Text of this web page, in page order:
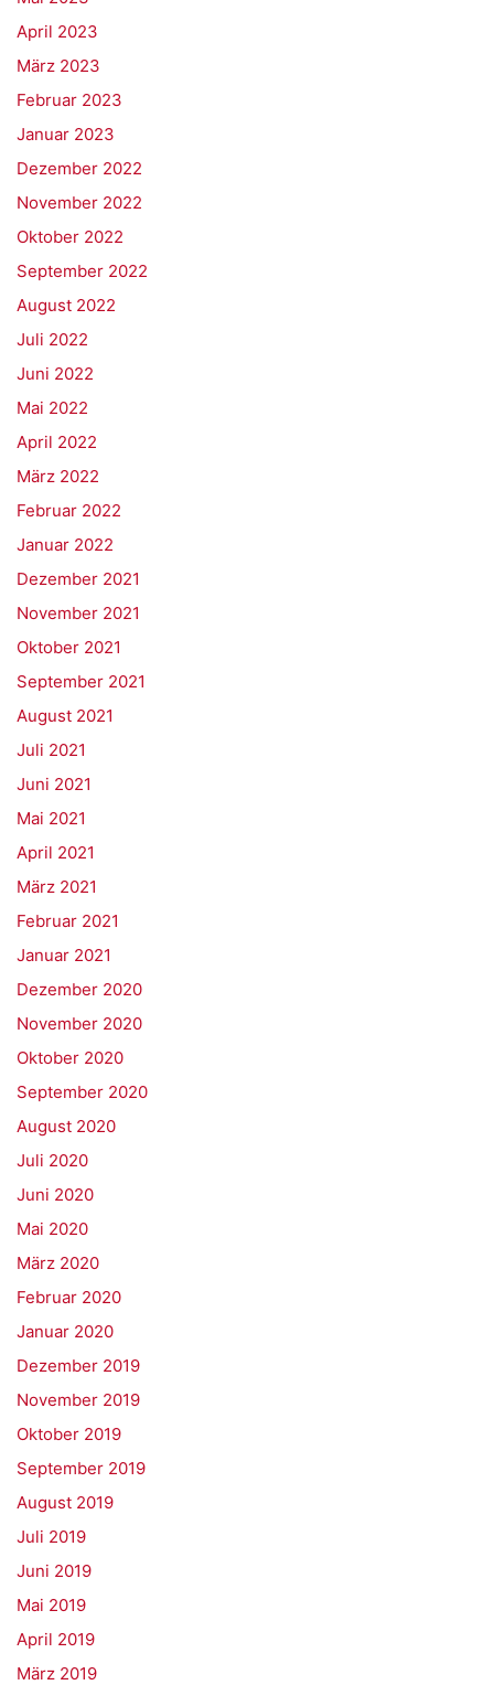
April 2023
März 2023
Februar 2023
Januar 2023
Dezember 2022
November 2022
Oktober 2022
September 2022
August 2022
Juli 2022
Juni 2022
Mai 2022
April 2022
März 2022
Februar 2022
Januar 2022
Dezember 2021
November 2021
Oktober 2021
September 2021
August 2021
Juli 2021
Juni 2021
Mai 2021
April 2021
März 2021
Februar 2021
Januar 2021
Dezember 2020
November 2020
Oktober 2020
September 2020
August 2020
Juli 2020
Juni 2020
Mai 2020
März 2020
Februar 2020
Januar 2020
Dezember 2019
November 2019
Oktober 2019
September 2019
August 2019
Juli 2019
Juni 2019
Mai 2019
April 2019
März 2019